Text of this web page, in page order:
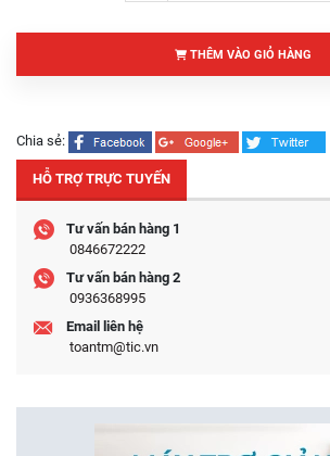
THÊM VÀO GIỎ HÀNG
Chia sẻ:
HỖ TRỢ TRỰC TUYẾN
Tư vấn bán hàng 1
0846672222
Tư vấn bán hàng 2
0936368995
Email liên hệ
toantm@tic.vn